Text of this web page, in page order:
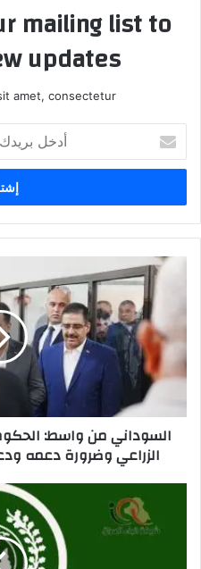
mailing list to
updates!
amet, consectetur.
بريدك
الإلكتروني
السوداني
الحكومة
تؤكد
على
أهمية
الزراعي
وضرورة
السوداني من واسط:
الزراعي وضرورة دعمه